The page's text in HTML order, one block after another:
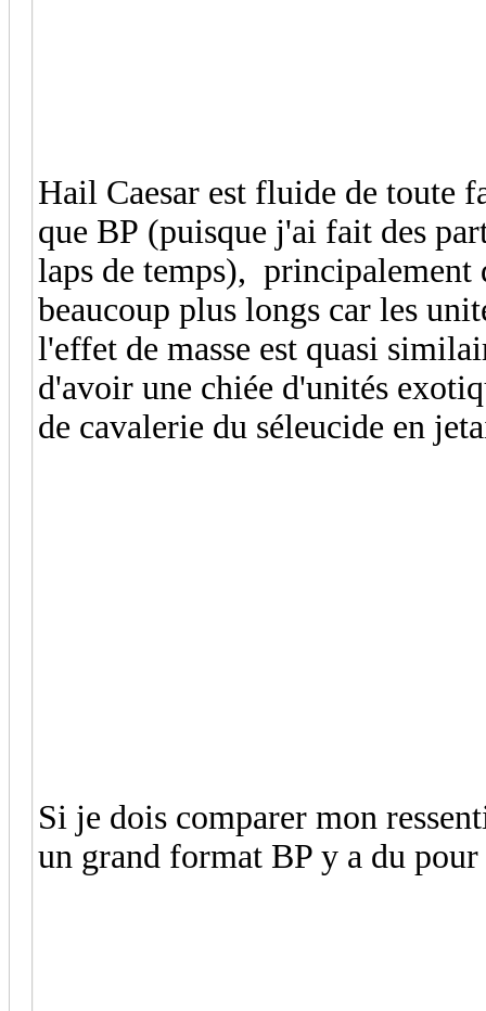
Hail Caesar est fluide de toute
que BP (puisque j'ai fait des
laps de temps), principalement
beaucoup plus longs car les
l'effet de masse est quasi
d'avoir une chiée d'unités
de cavalerie du séleucide en
Si je dois comparer mon
un grand format BP y a du